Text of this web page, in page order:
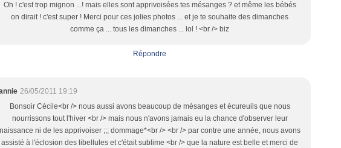
Oh ! c'est trop mignon ...! mais elles sont apprivoisées tes mésanges ? et même les bébés
on dirait ! c'est super ! Merci pour ces jolies photos ... et je te souhaite des dimanches
comme ça ... tous les dimanches ... lol ! <br /> biz
Répondre
26/05/2011 19:19
Bonsoir Cécile<br /> nous aussi avons beaucoup de mésanges et écureuils que nous
nourrissons tout l'hiver <br /> mais nous n'avons jamais eu la chance d'observer leur
ni de les apprivoiser ;;; dommage*<br /> <br /> par contre une année, nous avons
assisté à l'éclosion des libellules et c'était sublime <br /> que la nature est belle et merci de